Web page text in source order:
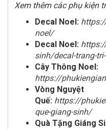
Xem thêm các phụ kiện
Decal Noel:
noel/
Decal Noel:
sinh/decal-trang-
Cây Thông Noel:
https://
Vòng Nguyệt
Quế: https://
que-giang-sinh/
Quà Tặng Giáng